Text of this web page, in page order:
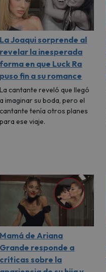
La Joaqui sorprende al
revelar la inesperada
forma en que Luck Ra
puso fin a su romance
La cantante reveló que llegó
a imaginar su boda, pero el
cantante tenía otros planes
para ese viaje.
Mamá de Ariana
Grande responde a
críticas sobre la